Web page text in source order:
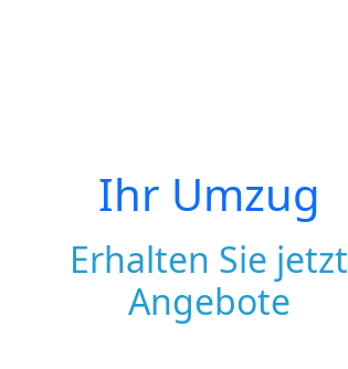
Ihr Umzug
Erhalten Sie jetzt
Angebote